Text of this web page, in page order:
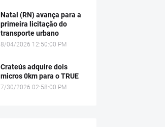
Natal (RN) avança para a
primeira licitação do
transporte urbano
8/04/2026 12:50:00 PM
Crateús adquire dois
micros 0km para o TRUE
7/30/2026 02:58:00 PM